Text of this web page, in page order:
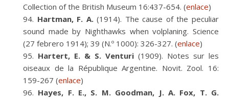
Collection of the British Museum 16:437-654. (enlace)
Hartman, F. A.(1914). The cause of the peculiar
sound made by Nighthawks when volplaning. Science
(27 febrero 1914); 39 (N.º 1000): 326-327. (enlace)
Hartert, E. & S. Venturi (1909). Notes sur les
oiseaux de la République Argentine. Novit. Zool. 16:
159-267 (enlace)
Hayes, F. E., S. M. Goodman, J. A. Fox, T. G.